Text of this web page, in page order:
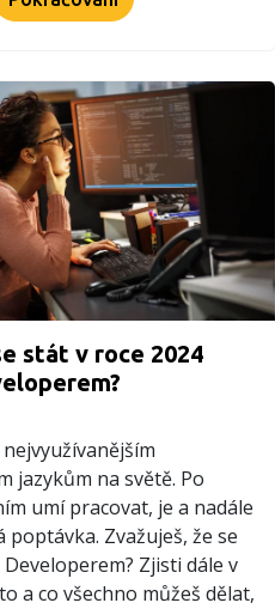
stát v roce 2024
jazykům na světě. Po
umí pracovat, je a nadále
poptávka. Zvažuješ, že se
Zjisti dále v
a co všechno můžeš dělat,